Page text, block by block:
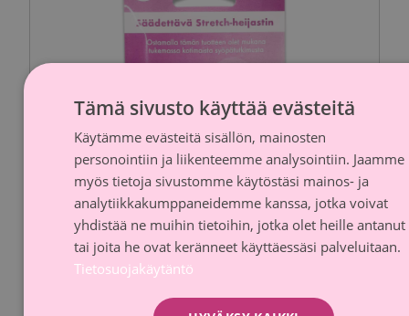
Tämä sivusto käyttää evästeitä
Käytämme evästeitä sisällön, mainosten
personointiin ja liikenteemme analysointiin. Jaamme
myös tietoja sivustomme käytöstäsi mainos- ja
analytiikkakumppaneidemme kanssa, jotka voivat
yhdistää ne muihin tietoihin, jotka olet heille antanut
tai joita he ovat keränneet käyttäessäsi palveluitaan.
Tietosuojakäytäntö